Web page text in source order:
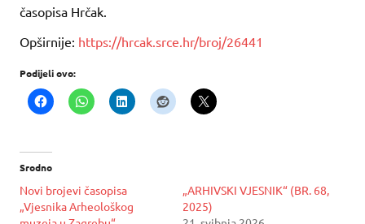
časopisa Hrčak.
Opširnije: https://hrcak.srce.hr/broj/26441
Podijeli ovo:
Srodno
Novi brojevi časopisa
„Vjesnika Arheološkog
„ARHIVSKI VJESNIK“ (BR. 68,
2025)